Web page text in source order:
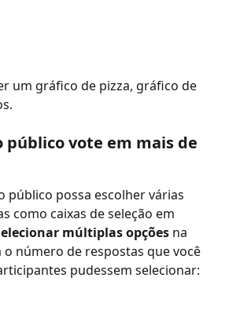
um gráfico de pizza, gráfico de
público vote em mais de
público possa escolher várias
como caixas de seleção em
múltiplas opções na
o número de respostas que você
pudessem selecionar: